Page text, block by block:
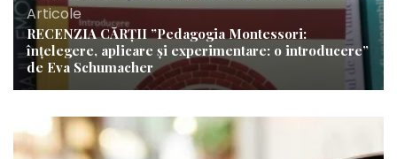
Articole
RECENZIA CĂRȚII ”Pedagogia Montessori:
înțelegere, aplicare și experimentare: o introducere”
de Eva Schumacher